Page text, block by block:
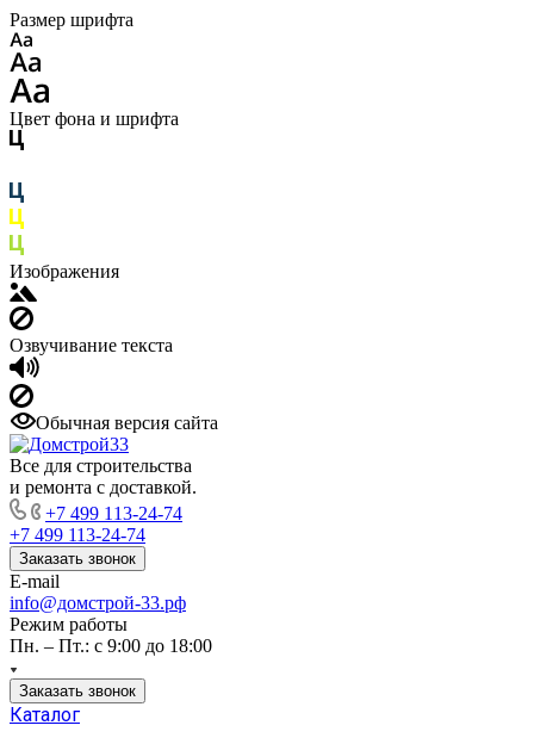
Размер шрифта
Цвет фона и шрифта
Изображения
Озвучивание текста
Обычная версия сайта
Все для строительства
и ремонта с доставкой.
+7 499 113-24-74
+7 499 113-24-74
Заказать звонок
E-mail
info@домстрой-33.рф
Режим работы
Пн. – Пт.: с 9:00 до 18:00
Заказать звонок
Каталог